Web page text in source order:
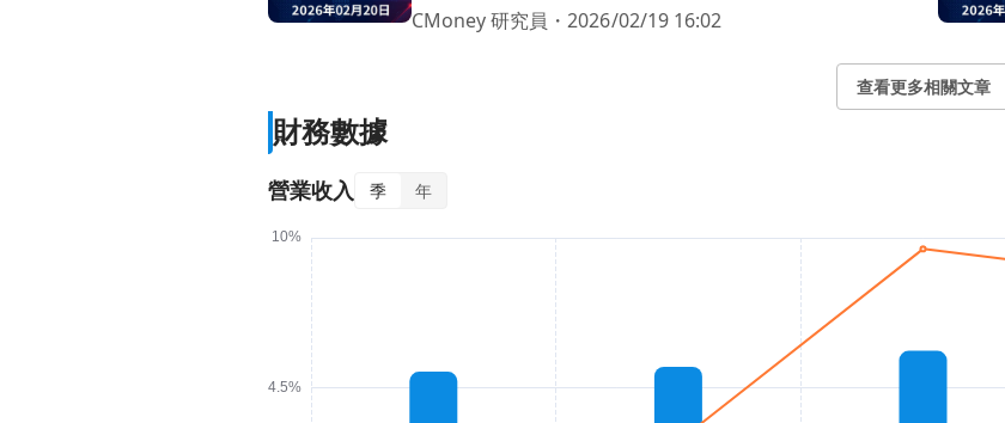
覷
CMoney 研究員 ・2026/02/19 16:02
查看更多相關文章
財務數據
營業收入 季 年